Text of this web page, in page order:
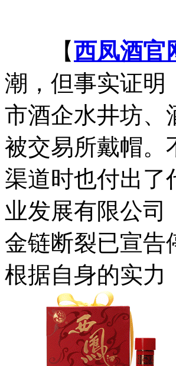
【西凤酒官
潮，但事实证明
市酒企水井坊、
被交易所戴帽。
渠道时也付出了
业发展有限公司
金链断裂已宣告
根据自身的实力